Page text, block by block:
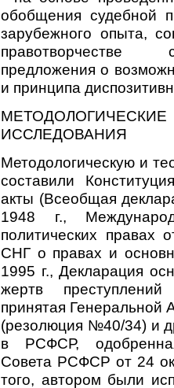
обобщения судебной
зарубежного опыта,
правотворчестве
предложения о
и принципа
ИССЛЕДОВАНИЯ
Методологическую и
составили
акты (Всеобщая
1948 г.,
политических правах
СНГ о правах и
1995 г., Декларация
жертв
принятая Генеральной
(резолюция №40/34) и
в РСФСР,
Совета РСФСР от 24
того, автором были